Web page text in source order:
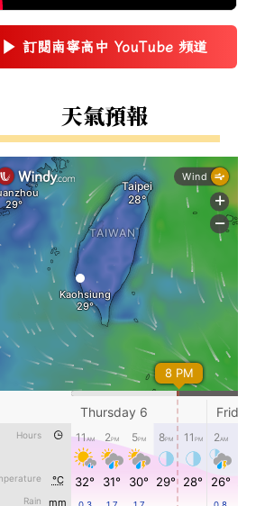
▶ 訂閱南寧高中 YouTube 頻道
(另開新視窗)
邊區域內容
天氣預報